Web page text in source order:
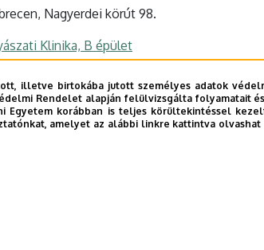
Nagyerdei körút 98.
Klinika, B épület
weboldal
profil
illetve birtokába jutott személyes adatok
Rendelet alapján felülvizsgálta folyamatait
Egyetem korábban is teljes körültekintéssel
amelyet az alábbi linkre kattintva